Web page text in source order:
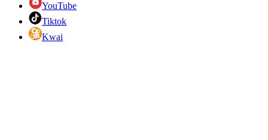
YouTube
Tiktok
Kwai